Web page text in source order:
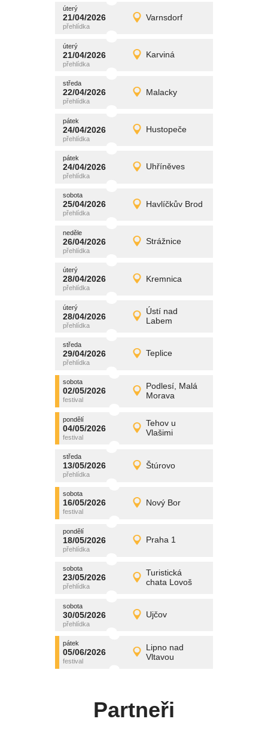
úterý
21/04/2026 Varnsdorf
úterý
21/04/2026 Detail
promítání
úterý
21/04/2026 Karviná
úterý
21/04/2026 Detail
promítání
středa
22/04/2026 Malacky
středa
22/04/2026 Detail
promítání
pátek
24/04/2026 Hustopeče
pátek
24/04/2026 Detail
promítání
pátek
24/04/2026 Uhříněves
pátek
24/04/2026 Detail
promítání
sobota
25/04/2026 Havlíčkův Brod
sobota
25/04/2026 Detail
promítání
neděle
26/04/2026 Strážnice
neděle
26/04/2026 Detail
promítání
úterý
28/04/2026 Kremnica
úterý
28/04/2026 Detail
promítání
úterý
28/04/2026
Ústí nad
Labem
úterý
28/04/2026 Detail
promítání
středa
29/04/2026 Teplice
středa
29/04/2026 Detail
promítání
sobota
02/05/2026
Podlesí, Malá
Morava
sobota
02/05/2026 Detail
promítání
pondělí
04/05/2026
Tehov u
Vlašimi
pondělí
04/05/2026 Detail
promítání
středa
13/05/2026 Štúrovo
středa
13/05/2026 Detail
promítání
sobota
16/05/2026 Nový Bor
sobota
16/05/2026 Detail
promítání
pondělí
18/05/2026 Praha 1
pondělí
18/05/2026 Detail
promítání
sobota
23/05/2026
Turistická
chata Lovoš
sobota
23/05/2026 Detail
promítání
sobota
30/05/2026 Ujčov
sobota
30/05/2026 Detail
promítání
pátek
05/06/2026
Lipno nad
Vltavou
pátek
05/06/2026 Detail
promítání
Partneři